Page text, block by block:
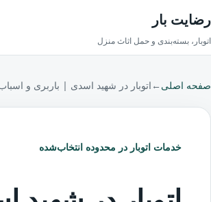
رضایت بار
اتوبار، بسته‌بندی و حمل اثاث منزل
صفحه اصلی ← اتوبار در شهید اسدی | باربری و
خدمات اتوبار در محدوده انتخاب‌شده